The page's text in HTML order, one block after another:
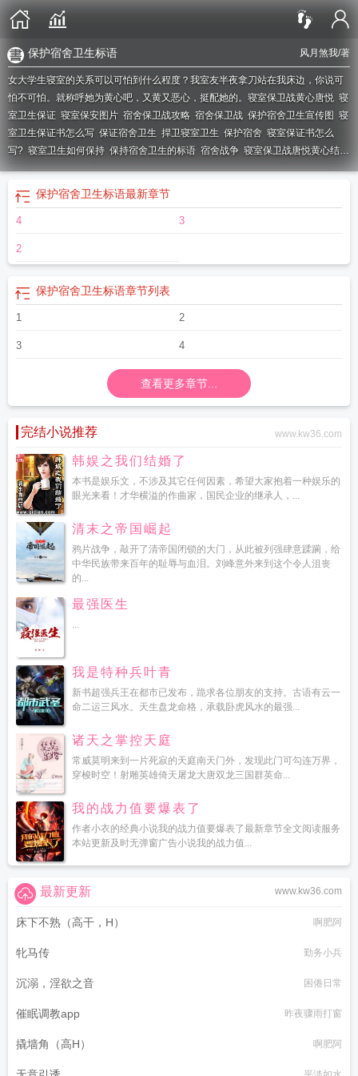
风月煞我/著
保护宿舍卫生标语
女大学生寝室的关系可以可怕到什么程度？我室友半夜拿刀站在我床边，你说可
怕不可怕。就称呼她为黄心吧，又黄又恶心，挺配她的。 寝室保卫战黄心唐悦 寝
室卫生保证 寝室保安图片 宿舍保卫战攻略 宿舍保卫战 保护宿舍卫生宣传图 寝
室卫生保证书怎么写 保证宿舍卫生 捍卫寝室卫生 保护宿舍 寝室保证书怎么
写? 寝室卫生如何保持 保持宿舍卫生的标语 宿舍战争 寝室保卫战唐悦黄心结
局保护宿舍卫生标语寝室卫生保证书500字保持寝室卫生的标语保持寝室卫
生的宣传语
寝室危机 宿舍保持卫生的幽默标语
生的好方法
怎么保持
宿舍保卫战1.6正式版攻略
保护宿舍卫生标语最新章节
4 3
2
保护宿舍卫生标语章节列表
1 2
3 4
查看更多章节...
完结小说推荐 www.kw36.com
韩娱之我们结婚了
本书是娱乐文，不涉及其它任何因素，希望大家抱着一种娱乐的
眼光来看！才华横溢的作曲家，国民企业的继承人，...
清末之帝国崛起
鸦片战争，敲开了清帝国闭锁的大门，从此被列强肆意蹂躏，给
中华民族带来百年的耻辱与血泪。刘峰意外来到这个令人沮丧
的...
最强医生
...
我是特种兵叶青
新书超强兵王在都市已发布，跪求各位朋友的支持。古语有云一
命二运三风水。天生盘龙命格，承载卧虎风水的最强...
诸天之掌控天庭
常威莫明来到一片死寂的天庭南天门外，发现此门可勾连万界，
穿梭时空！射雕英雄倚天屠龙大唐双龙三国群英命...
我的战力值要爆表了
作者小衣的经典小说我的战力值要爆表了最新章节全文阅读服务
本站更新及时无弹窗广告小说我的战力值...
www.kw36.com
最新更新
床下不熟（高干，H） 啊肥阿
牝马传 勤务小兵
沉溺，淫欲之音 困倦日常
催眠调教app 昨夜骤雨打窗
撬墙角（高H） 啊肥阿